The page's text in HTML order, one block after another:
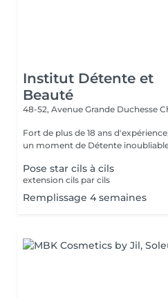
Institut Détente et
Beauté
48-52, Avenue Grande Duchesse
Fort de plus de 18 ans
un moment de Détente
Pose star cils à cils
extension cils par cils
Remplissage 4 semaines